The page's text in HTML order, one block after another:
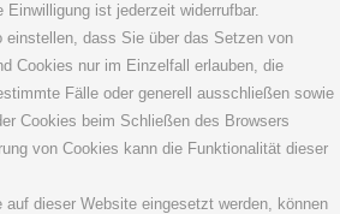
ist jederzeit widerrufbar.
einstellen, dass Sie über das Setzen von
Cookies nur im Einzelfall erlauben, die
Fälle oder generell ausschließen sowie
Cookies beim Schließen des Browsers
von Cookies kann die Funktionalität dieser
dieser Website eingesetzt werden, können